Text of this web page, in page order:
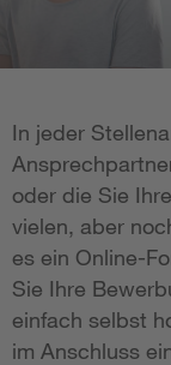
In jeder
oder die Sie
vielen, aber
es ein Online-
Sie Ihre
einfach selbst
im Anschluss